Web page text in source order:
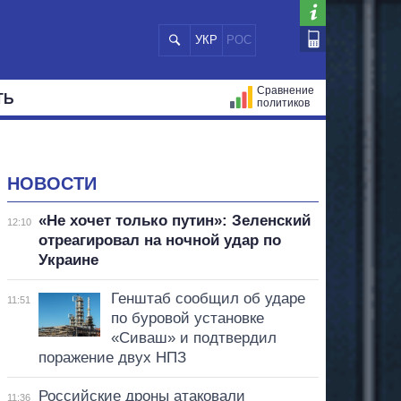
УКР РОС
Сравнение
политиков
НОВОСТИ
12:10
«Не хочет только путин»: Зеленский
отреагировал на ночной удар по
Украине
11:51
Генштаб сообщил об ударе
по буровой установке
«Сиваш» и подтвердил
поражение двух НПЗ
11:36
Российские дроны атаковали